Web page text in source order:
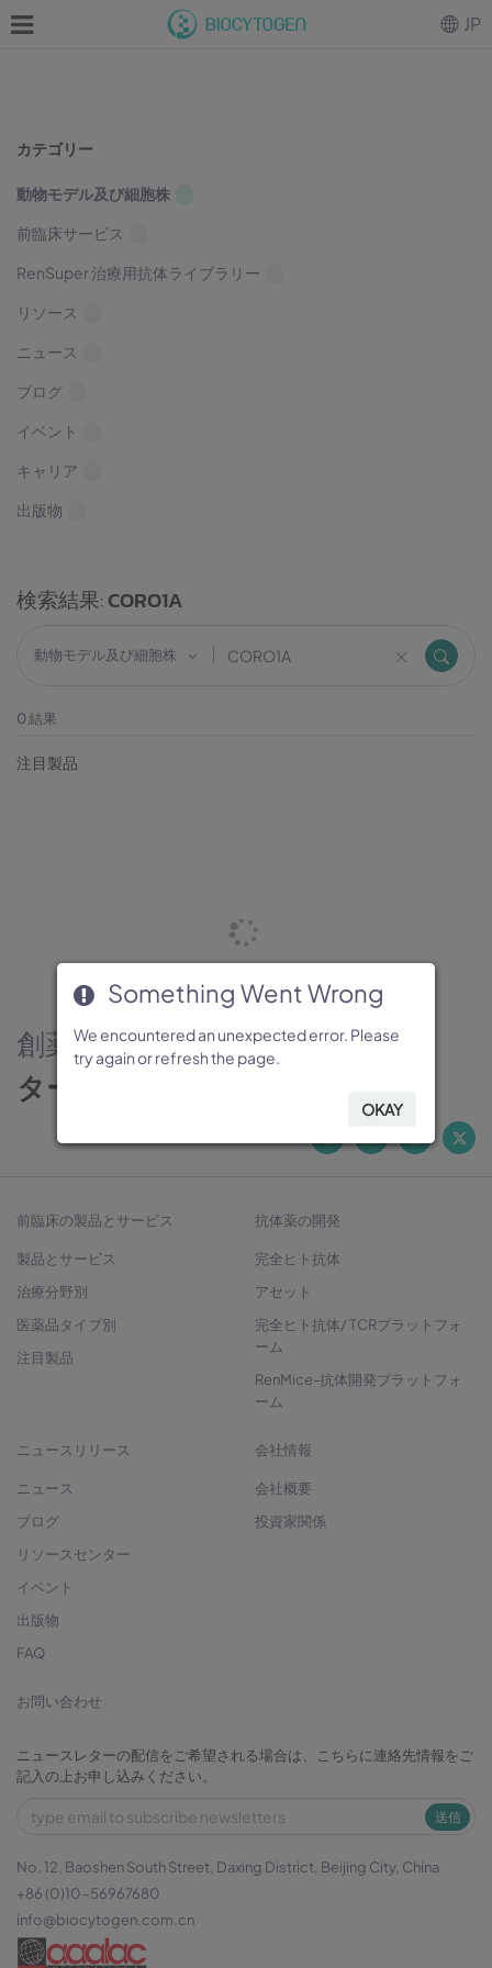
カテゴリー
動物モデル及び細胞株
前臨床サービス
RenSuper 治療用抗体ライブラリー
リソース
ニュース
ブログ
イベント
キャリア
出版物
検索結果:CORO1A
動物モデル及び細胞株
0結果
注目製品
JP
創薬のパートナー
ターゲットから治療法開発へ
前臨床の製品とサービス
製品とサービス
治療分野別
医薬品タイプ別
注目製品
抗体薬の開発
完全ヒト抗体
アセット
完全ヒト抗体/ TCRプラットフォ
ーム
RenMice-抗体開発プラットフォ
ーム
ニュースリリース
ニュース
ブログ
リソースセンター
イベント
出版物
FAQ
会社情報
会社概要
投資家関係
お問い合わせ
ニュースレターの配信をご希望される場合は、こちらに連絡先情報をご
記入の上お申し込みください。
送信
No. 12, Baoshen South Street, Daxing District, Beijing City, China
+86 (0)10-56967680
info@biocytogen.com.cn
Something Went Wrong
We encountered an unexpected error. Please
try again or refresh the page.
OKAY
Something Went Wrong
We encountered an unexpected error. Please
try again or refresh the page.
OKAY
Something Went Wrong
We encountered an unexpected error. Please
try again or refresh the page.
OKAY
Something Went Wrong
We encountered an unexpected error. Please
try again or refresh the page.
OKAY
Something Went Wrong
We encountered an unexpected error. Please
try again or refresh the page.
OKAY